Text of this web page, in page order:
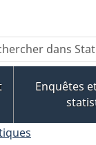
Enquêtes